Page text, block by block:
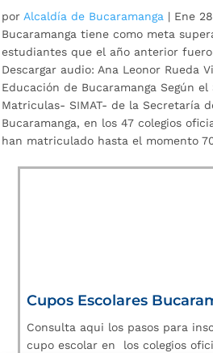
porAlcaldía de Bucaramanga | Ene
Bucaramanga tiene como meta
estudiantes que el año anterior
Descargar audio: Ana Leonor Rueda
Educación de Bucaramanga Según
Matriculas- SIMAT- de la Secretaría
Bucaramanga, en los 47 colegios
han matriculado hasta el momento
Cupos Escolares
Consulta aqui los pasos para
cupo escolar en los colegios